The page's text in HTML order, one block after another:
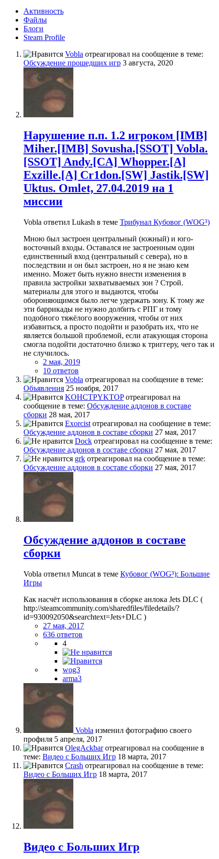
Активность
Файлы
Блоги
Steam Profile
Vobla отреагировал на сообщение в теме:
Обсуждение прошедших игр 3 августа, 2020
Нарушение п.п. 1.2 игроком [IMB]
Miher.[IMB] Sovusha.[SSOT] Vobla.
[SSOT] Andy.[CA] Whopper.[A]
Exzille.[A] Cr1don.[SW] Jastik.[SW]
Uktus. Omlet, 27.04.2019 на 1
миссии
Vobla ответил Lukash в теме Трибунал Кубовог (WOG³)
Мною был застроен центральный (южный) и юго-
восточный входы. Оставался не застроенным один
единственный вход (центральный с севера), но в
последствии и он был застроен, но я не знаю кем
именно. Может быть нужно внести изменения в
правила застройки захватываемых зон ? Строй.
материалы для этого и выдаются, чтобы
обороняющимся было легче удержать зону. К тому же
эти баррикады не нужно долбить с РПГ и тому
подобного тяжёлого вооружения, чтобы от них
избавиться, а просто подойти и разобрать их, что не
является большой проблемой, если атакующая сторона
смогла подойти достаточно близко к триггеру, чего так и
не случилось.
2 мая, 2019
10 ответов
Vobla отреагировал на сообщение в теме:
Объявления 25 ноября, 2017
KOHCTPYKTOPотреагировал на
сообщение в теме: Обсуждение аддонов в составе
сборки 28 мая, 2017
Exorcist отреагировал на сообщение в теме:
Обсуждение аддонов в составе сборки 27 мая, 2017
Dock отреагировал на сообщение в теме:
Обсуждение аддонов в составе сборки 27 мая, 2017
grk отреагировал на сообщение в теме:
Обсуждение аддонов в составе сборки 27 мая, 2017
Обсуждение аддонов в составе
сборки
Vobla ответил Muncat в теме Кубовог (WOG³): Большие
Игры
Как насчёт использования в сборке анлока Jets DLC (
http://steamcommunity.com/sharedfiles/filedetails/?
id=930092050&searchtext=Jets+DLC )
27 мая, 2017
636 ответов
4
wog3
arma3
Vobla изменил фотографию своего
профиля 5 апреля, 2017
OlegAckbarотреагировал на сообщение в
теме: Видео с Больших Игр 18 марта, 2017
Crash отреагировал на сообщение в теме:
Видео с Больших Игр 18 марта, 2017
Видео с Больших Игр